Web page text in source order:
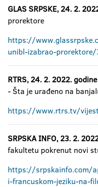
GLAS SRPSKE, 24. 2.
prorektore
https://
unibl-izabrao-prorektore/
RTRS, 24. 2. 2022. godine
- Šta je urađeno na
https://www.rtrs.tv/
SRPSKA INFO, 23. 2.
fakultetu pokrenut novi
https://srpskainfo.com/
i-francuskom-jeziku-na-